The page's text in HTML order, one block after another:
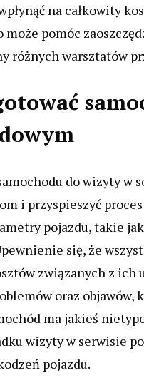
na całkowity
może pomóc
różnych warsztatów
do wizyty w
i przyspieszyć
pojazdu, takie
się, że
związanych z ich
oraz
ma jakieś
wizyty w serwisie
pojazdu.